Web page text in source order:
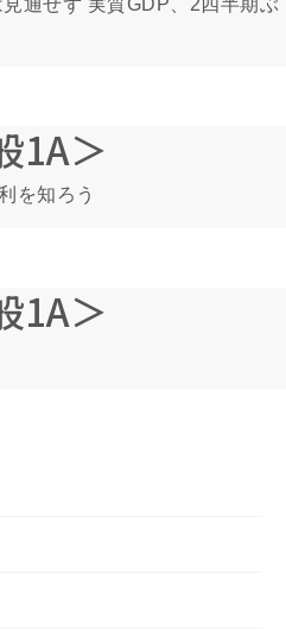
通せず 実質GDP、2四半期ぶ
1A＞
を知ろう
1A＞